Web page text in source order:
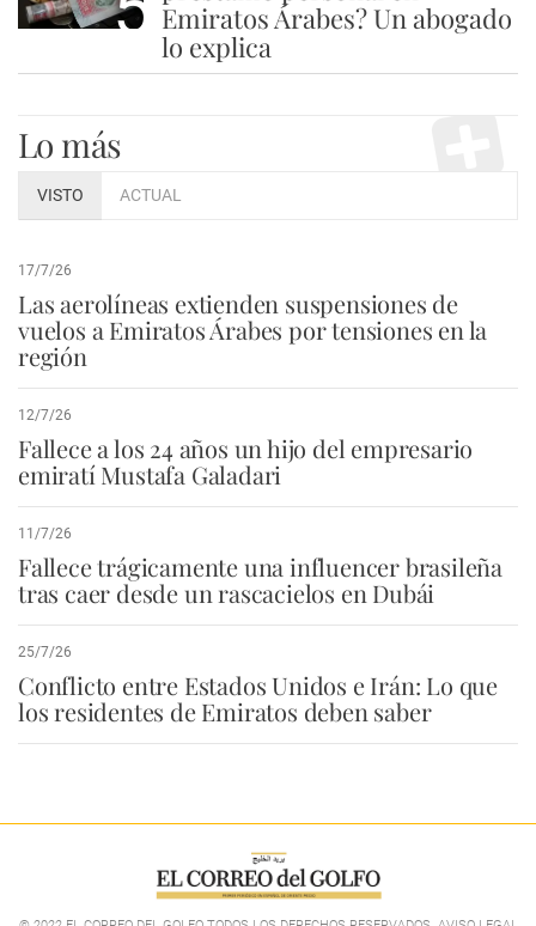
Emiratos Árabes? Un abogado
lo explica
Lo más
VISTO ACTUAL
17/7/26
Las aerolíneas extienden suspensiones de
vuelos a Emiratos Árabes por tensiones en la
región
12/7/26
Fallece a los 24 años un hijo del empresario
emiratí Mustafa Galadari
11/7/26
Fallece trágicamente una influencer brasileña
tras caer desde un rascacielos en Dubái
25/7/26
Conflicto entre Estados Unidos e Irán: Lo que
los residentes de Emiratos deben saber